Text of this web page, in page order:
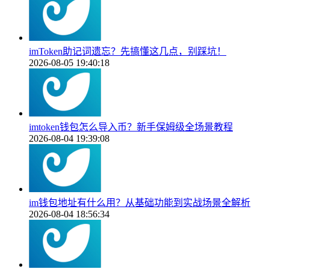
imToken助记词遗忘？先搞懂这几点，别踩坑！
2026-08-05 19:40:18
imtoken钱包怎么导入币？新手保姆级全场景教程
2026-08-04 19:39:08
im钱包地址有什么用？从基础功能到实战场景全解析
2026-08-04 18:56:34